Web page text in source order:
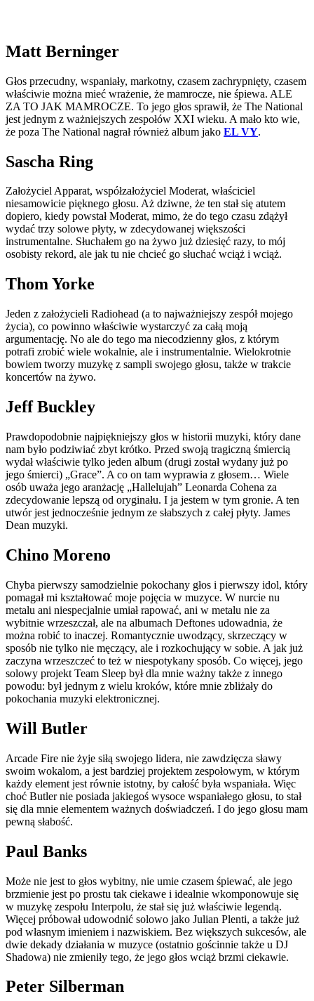
Matt Berninger
Głos przecudny, wspaniały, markotny, czasem zachrypnięty, czasem
właściwie można mieć wrażenie, że mamrocze, nie śpiewa. ALE
ZA TO JAK MAMROCZE. To jego głos sprawił, że The National
jest jednym z ważniejszych zespołów XXI wieku. A mało kto wie,
że poza The National nagrał również album jako EL VY.
Sascha Ring
Założyciel Apparat, współzałożyciel Moderat, właściciel
niesamowicie pięknego głosu. Aż dziwne, że ten stał się atutem
dopiero, kiedy powstał Moderat, mimo, że do tego czasu zdążył
wydać trzy solowe płyty, w zdecydowanej większości
instrumentalne. Słuchałem go na żywo już dziesięć razy, to mój
osobisty rekord, ale jak tu nie chcieć go słuchać wciąż i wciąż.
Thom Yorke
Jeden z założycieli Radiohead (a to najważniejszy zespół mojego
życia), co powinno właściwie wystarczyć za całą moją
argumentację. No ale do tego ma niecodzienny głos, z którym
potrafi zrobić wiele wokalnie, ale i instrumentalnie. Wielokrotnie
bowiem tworzy muzykę z sampli swojego głosu, także w trakcie
koncertów na żywo.
Jeff Buckley
Prawdopodobnie najpiękniejszy głos w historii muzyki, który dane
nam było podziwiać zbyt krótko. Przed swoją tragiczną śmiercią
wydał właściwie tylko jeden album (drugi został wydany już po
jego śmierci) „Grace”. A co on tam wyprawia z głosem… Wiele
osób uważa jego aranżację „Hallelujah” Leonarda Cohena za
zdecydowanie lepszą od oryginału. I ja jestem w tym gronie. A ten
utwór jest jednocześnie jednym ze słabszych z całej płyty. James
Dean muzyki.
Chino Moreno
Chyba pierwszy samodzielnie pokochany głos i pierwszy idol, który
pomagał mi kształtować moje pojęcia w muzyce. W nurcie nu
metalu ani niespecjalnie umiał rapować, ani w metalu nie za
wybitnie wrzeszczał, ale na albumach Deftones udowadnia, że
można robić to inaczej. Romantycznie uwodzący, skrzeczący w
sposób nie tylko nie męczący, ale i rozkochujący w sobie. A jak już
zaczyna wrzeszczeć to też w niespotykany sposób. Co więcej, jego
solowy projekt Team Sleep był dla mnie ważny także z innego
powodu: był jednym z wielu kroków, które mnie zbliżały do
pokochania muzyki elektronicznej.
Will Butler
Arcade Fire nie żyje siłą swojego lidera, nie zawdzięcza sławy
swoim wokalom, a jest bardziej projektem zespołowym, w którym
każdy element jest równie istotny, by całość była wspaniała. Więc
choć Butler nie posiada jakiegoś wysoce wspaniałego głosu, to stał
się dla mnie elementem ważnych doświadczeń. I do jego głosu mam
pewną słabość.
Paul Banks
Może nie jest to głos wybitny, nie umie czasem śpiewać, ale jego
brzmienie jest po prostu tak ciekawe i idealnie wkomponowuje się
w muzykę zespołu Interpolu, że stał się już właściwie legendą.
Więcej próbował udowodnić solowo jako Julian Plenti, a także już
pod własnym imieniem i nazwiskiem. Bez większych sukcesów, ale
dwie dekady działania w muzyce (ostatnio gościnnie także u DJ
Shadowa) nie zmieniły tego, że jego głos wciąż brzmi ciekawie.
Peter Silberman